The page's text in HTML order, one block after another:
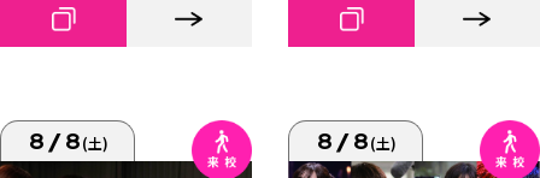
8/8(土) 8/8(土)